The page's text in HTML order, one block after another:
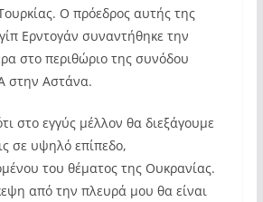
Ο πρόεδρος αυτής της
Ερντογάν συναντήθηκε την
στο περιθώριο της συνόδου
στην Αστάνα.
στο εγγύς μέλλον θα διεξάγουμε
σε υψηλό επίπεδο,
του θέματος της Ουκρανίας.
από την πλευρά μου θα είναι